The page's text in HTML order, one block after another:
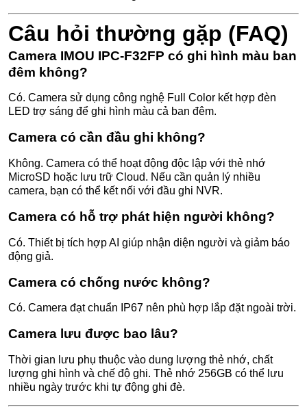
Câu hỏi thường gặp (FAQ)
Camera IMOU IPC-F32FP có ghi hình màu ban
đêm không?
Có. Camera sử dụng công nghệ Full Color kết hợp đèn
LED trợ sáng để ghi hình màu cả ban đêm.
Camera có cần đầu ghi không?
Không. Camera có thể hoạt động độc lập với thẻ nhớ
MicroSD hoặc lưu trữ Cloud. Nếu cần quản lý nhiều
camera, bạn có thể kết nối với đầu ghi NVR.
Camera có hỗ trợ phát hiện người không?
Có. Thiết bị tích hợp AI giúp nhận diện người và giảm báo
động giả.
Camera có chống nước không?
Có. Camera đạt chuẩn IP67 nên phù hợp lắp đặt ngoài trời.
Camera lưu được bao lâu?
Thời gian lưu phụ thuộc vào dung lượng thẻ nhớ, chất
lượng ghi hình và chế độ ghi. Thẻ nhớ 256GB có thể lưu
nhiều ngày trước khi tự động ghi đè.